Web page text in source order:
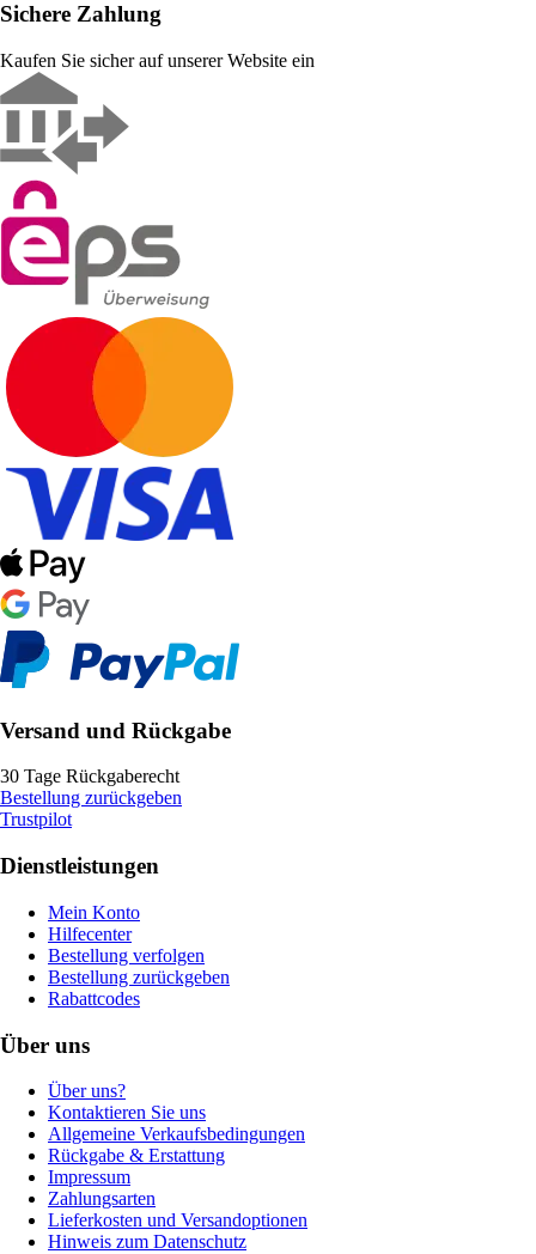
Sichere Zahlung
Kaufen Sie sicher auf unserer Website ein
Versand und Rückgabe
30 Tage Rückgaberecht
Bestellung zurückgeben
Trustpilot
Dienstleistungen
Mein Konto
Hilfecenter
Bestellung verfolgen
Bestellung zurückgeben
Rabattcodes
Über uns
Über uns?
Kontaktieren Sie uns
Allgemeine Verkaufsbedingungen
Rückgabe & Erstattung
Impressum
Zahlungsarten
Lieferkosten und Versandoptionen
Hinweis zum Datenschutz